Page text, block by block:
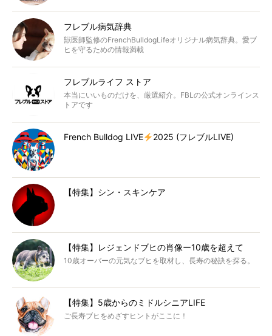
フレブル病気辞典
獣医師監修のFrenchBulldogLifeオリジナル病気辞典。愛ブ
ヒを守るための情報満載
フレブルライフ ストア
本当にいいものだけを、厳選紹介。FBLの公式オンラインス
トアです
French Bulldog LIVE 2025 (フレブルLIVE)
【特集】シン・スキンケア
【特集】レジェンドブヒの肖像ー10歳を超えて
10歳オーバーの元気なブヒを取材し、長寿の秘訣を探る。
【特集】5歳からのミドルシニアLIFE
ご長寿ブヒをめざすヒントがここに！